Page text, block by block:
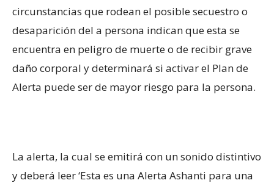
circunstancias que rodean el posible secuestro o
desaparición del a persona indican que esta se
encuentra en peligro de muerte o de recibir grave
daño corporal y determinará si activar el Plan de
Alerta puede ser de mayor riesgo para la persona.
La alerta, la cual se emitirá con un sonido distintivo
y deberá leer ‘Esta es una Alerta Ashanti para una